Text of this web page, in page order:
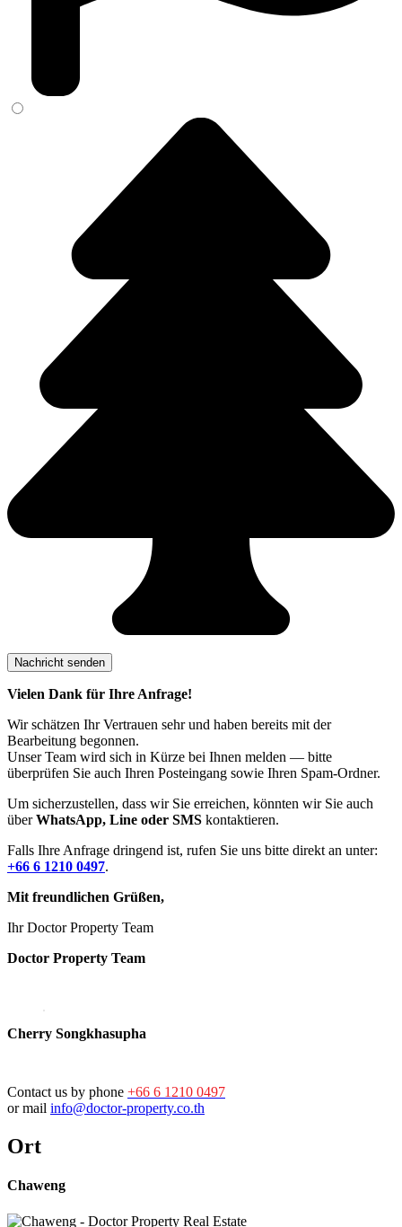
Vielen Dank für Ihre Anfrage!
Wir schätzen Ihr Vertrauen sehr und haben bereits mit der
Bearbeitung begonnen.
Unser Team wird sich in Kürze bei Ihnen melden — bitte
überprüfen Sie auch Ihren Posteingang sowie Ihren Spam-Ordner.
Um sicherzustellen, dass wir Sie erreichen, könnten wir Sie auch
überWhatsApp, Line oder SMS kontaktieren.
Falls Ihre Anfrage dringend ist, rufen Sie uns bitte direkt an unter:
+66 6 1210 0497.
Mit freundlichen Grüßen,
Ihr Doctor Property Team
Doctor Property Team
Cherry Songkhasupha
Contact us by phone +66 6 1210 0497
or mail info@doctor-property.co.th
Ort
Chaweng